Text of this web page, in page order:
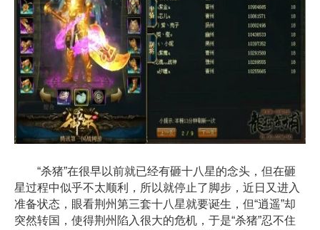
“杀猪”在很早以前就已经有砸十八星的念头，但在砸
星过程中似乎不太顺利，所以就停止了脚步，近日又进入
准备状态，眼看荆州第三套十八星就要诞生，但“逍遥”却
突然转国，使得荆州陷入很大的危机，于是“杀猪”忍不住